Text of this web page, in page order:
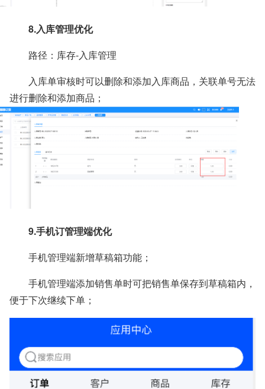
8.入库管理优化
路径：库存-入库管理
入库单审核时可以删除和添加入库商品，关联单号无法
进行删除和添加商品；
9.手机订管理端优化
手机管理端新增草稿箱功能；
手机管理端添加销售单时可把销售单保存到草稿箱内，
便于下次继续下单；